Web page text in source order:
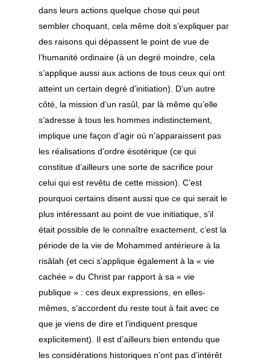
dans leurs actions quelque chose qui peut
sembler choquant, cela même doit s’expliquer par
des raisons qui dépassent le point de vue de
l’humanité ordinaire (à un degré moindre, cela
s’applique aussi aux actions de tous ceux qui ont
atteint un certain degré d’initiation). D’un autre
côté, la mission d’un rasûl, par là même qu’elle
s’adresse à tous les hommes indistinctement,
implique une façon d’agir où n’apparaissent pas
les réalisations d’ordre ésotérique (ce qui
constitue d’ailleurs une sorte de sacrifice pour
celui qui est revêtu de cette mission). C’est
pourquoi certains disent aussi que ce qui serait le
plus intéressant au point de vue initiatique, s’il
était possible de le connaître exactement, c’est la
période de la vie de Mohammed antérieure à la
risâlah (et ceci s’applique également à la « vie
cachée » du Christ par rapport à sa « vie
publique » : ces deux expressions, en elles-
mêmes, s’accordent du reste tout à fait avec ce
que je viens de dire et l’indiquent presque
explicitement). Il est d’ailleurs bien entendu que
les considérations historiques n’ont pas d’intérêt